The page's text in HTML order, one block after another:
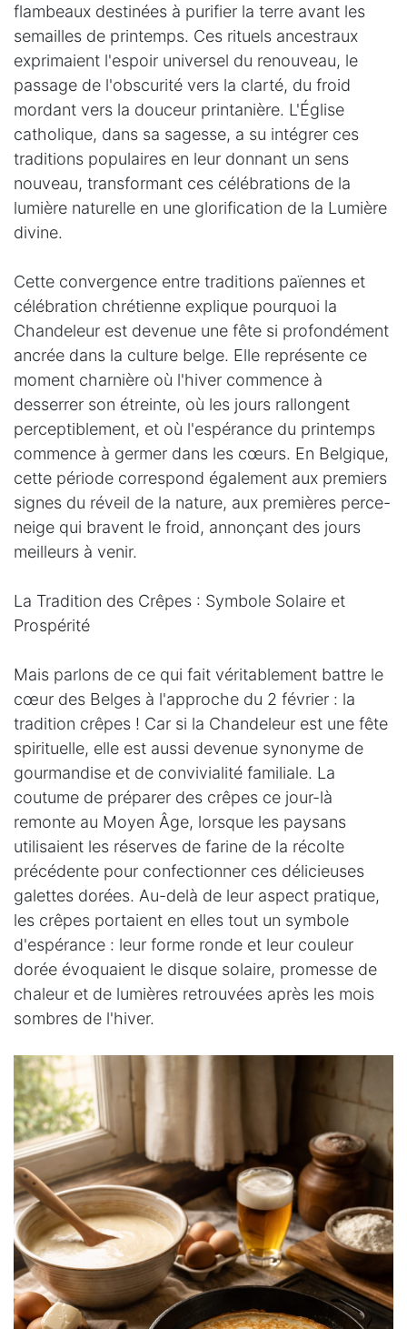
flambeaux destinées à purifier la terre avant les
semailles de printemps. Ces rituels ancestraux
exprimaient l'espoir universel du renouveau, le
passage de l'obscurité vers la clarté, du froid
mordant vers la douceur printanière. L'Église
catholique, dans sa sagesse, a su intégrer ces
traditions populaires en leur donnant un sens
nouveau, transformant ces célébrations de la
lumière naturelle en une glorification de la Lumière
divine.
Cette convergence entre traditions païennes et
célébration chrétienne explique pourquoi la
Chandeleur est devenue une fête si profondément
ancrée dans la culture belge. Elle représente ce
moment charnière où l'hiver commence à
desserrer son étreinte, où les jours rallongent
perceptiblement, et où l'espérance du printemps
commence à germer dans les cœurs. En Belgique,
cette période correspond également aux premiers
signes du réveil de la nature, aux premières perce-
neige qui bravent le froid, annonçant des jours
meilleurs à venir.
La Tradition des Crêpes : Symbole Solaire et
Prospérité
Mais parlons de ce qui fait véritablement battre le
cœur des Belges à l'approche du 2 février : la
tradition crêpes ! Car si la Chandeleur est une fête
spirituelle, elle est aussi devenue synonyme de
gourmandise et de convivialité familiale. La
coutume de préparer des crêpes ce jour-là
remonte au Moyen Âge, lorsque les paysans
utilisaient les réserves de farine de la récolte
précédente pour confectionner ces délicieuses
galettes dorées. Au-delà de leur aspect pratique,
les crêpes portaient en elles tout un symbole
d'espérance : leur forme ronde et leur couleur
dorée évoquaient le disque solaire, promesse de
chaleur et de lumières retrouvées après les mois
sombres de l'hiver.